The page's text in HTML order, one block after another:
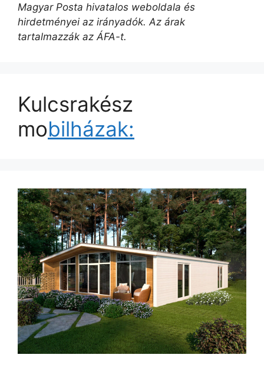
Magyar Posta hivatalos weboldala és
hirdetményei az irányadók. Az árak
tartalmazzák az ÁFA-t.
Kulcsrakész
mobilházak: